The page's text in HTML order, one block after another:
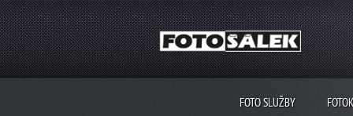
FOTO SLUŽBY